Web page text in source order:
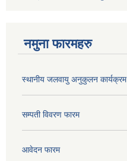
नमुना फारमहरु
स्थानीय जलवायु अनुकुलन कार्यक्रम
सम्पती विवरण फारम
आवेदन फारम